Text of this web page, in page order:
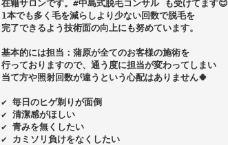
在籍サロンです。#中島式脱毛コンサル も受けてます😊
1本でも多く毛を減らしより少ない回数で脱毛を
完了できるよう技術面の向上にも努めています。
基本的には担当：蒲原が全てのお客様の施術を
行っておりますので、通う度に担当が変わってしまい
当て方や照射回数が違うという心配はありません🍀
✔︎ 毎日のヒゲ剃りが面倒
✔︎ 清潔感がほしい
✔︎ 青みを無くしたい
✔︎ カミソリ負けをなくしたい